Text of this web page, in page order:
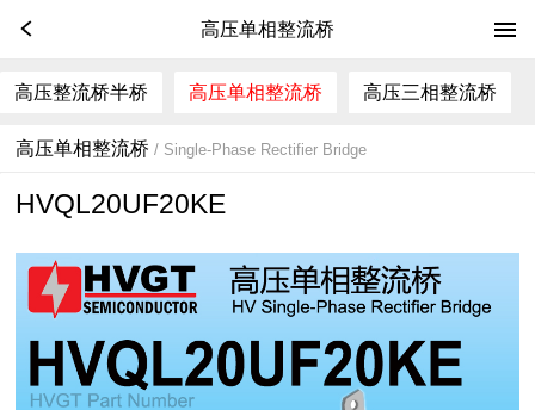
高压单相整流桥
高压整流桥半桥 高压单相整流桥 高压三相整流桥
高压单相整流桥/ Single-Phase Rectifier Bridge
HVQL20UF20KE